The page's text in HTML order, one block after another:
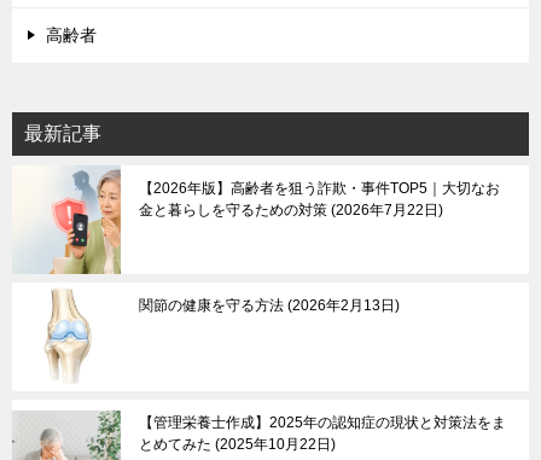
高齢者
最新記事
【2026年版】高齢者を狙う詐欺・事件TOP5｜大切なお
金と暮らしを守るための対策 2026年7月22日
関節の健康を守る方法 2026年2月13日
【管理栄養士作成】2025年の認知症の現状と対策法をま
とめてみた 2025年10月22日